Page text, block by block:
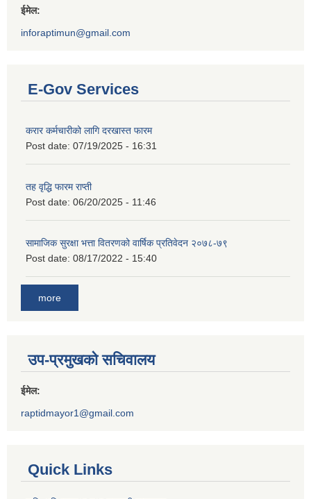
ईमेल:
inforaptimun@gmail.com
E-Gov Services
करार कर्मचारीको लागि दरखास्त फारम
Post date: 07/19/2025 - 16:31
तह वृद्धि फारम राप्ती
Post date: 06/20/2025 - 11:46
सामाजिक सुरक्षा भत्ता वितरणको वार्षिक प्रतिवेदन २०७८-७९
Post date: 08/17/2022 - 15:40
more
उप-प्रमुखको सचिवालय
ईमेल:
raptidmayor1@gmail.com
Quick Links